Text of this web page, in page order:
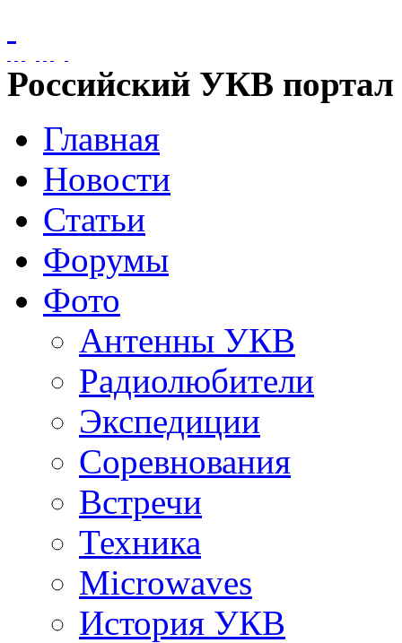
Российский УКВ портал
Главная
Новости
Статьи
Форумы
Фото
Антенны УКВ
Радиолюбители
Экспедиции
Соревнования
Встречи
Техника
Microwaves
История УКВ